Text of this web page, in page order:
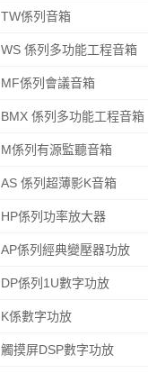
TW係列音箱
WS 係列多功能工程音箱
MF係列會議音箱
BMX 係列多功能工程音箱
M係列有源監聽音箱
AS 係列超薄影K音箱
HP係列功率放大器
AP係列經典變壓器功放
DP係列1U數字功放
K係數字功放
觸摸屏DSP數字功放